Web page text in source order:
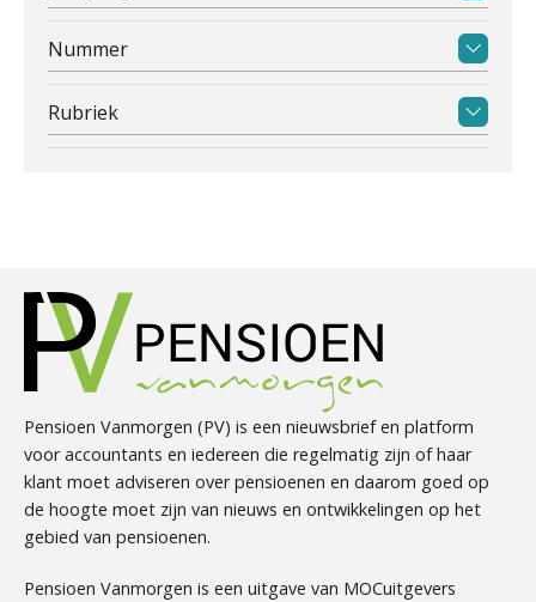
Nummer
Rubriek
Pensioen Vanmorgen (PV) is een nieuwsbrief en platform
voor accountants en iedereen die regelmatig zijn of haar
klant moet adviseren over pensioenen en daarom goed op
de hoogte moet zijn van nieuws en ontwikkelingen op het
gebied van pensioenen.
Pensioen Vanmorgen is een uitgave van MOCuitgevers